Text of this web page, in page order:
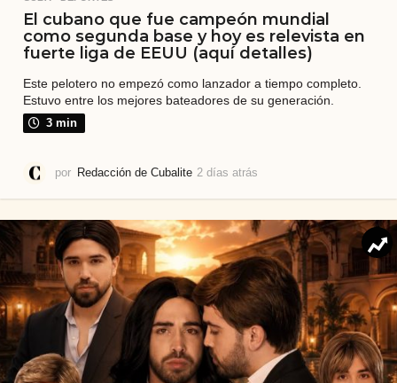
El cubano que fue campeón mundial
como segunda base y hoy es relevista en
fuerte liga de EEUU (aquí detalles)
Este pelotero no empezó como lanzador a tiempo completo.
Estuvo entre los mejores bateadores de su generación.
3 min
por Redacción de Cubalite 2 días atrás
a
s
a
s